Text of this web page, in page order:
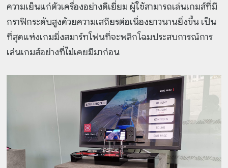
ความเย็นแก่ตัวเครื่องอย่างดีเยี่ยม ผู้ใช้สามารถเล่นเกมส์ที่มี
กราฟิกระดับสูงด้วยความเสถียรต่อเนื่องยาวนานยิ่งขึ้น เป็น
ที่สุดแห่งเกมมิ่งสมาร์ทโฟนที่จะพลิกโฉมประสบการณ์การ
เล่นเกมส์อย่างที่ไม่เคยมีมาก่อน